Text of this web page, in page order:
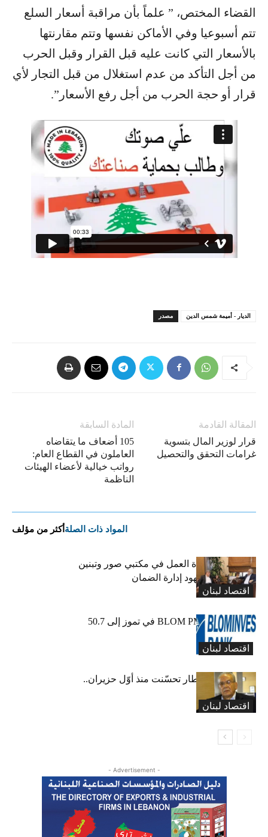
القضاء المختص، ” علماً بأن مراقبة أسعار السلع
تتم أسبوعيا وفي الأماكن نفسها وتتم مقارنتها
بالأسعار التي كانت عليه قبل القرار وقبل الحرب
من أجل التأكد من عدم استغلال من قبل التجار لأي
قرار أو حجة الحرب من أجل رفع الأسعار”.
مصدر الديار - أميمة شمس الدين
المادة السابقة
105 أضعاف ما يتقاضاه
العاملون في القطاع العام:
رواتب خيالية لأعضاء الهيئات
الناظمة
المقالة القادمة
قرار لوزير المال بتسوية
غرامات التحقق والتحصيل
المواد ذات الصلةأكثر من مؤلف
اقتصاد لبنان
كركي يعلن عودة العمل في مكتبي صور وتبنين
وطليس ينوّه بجهود إدارة الضمان
اقتصاد لبنان
ارتفاع مؤشر BLOM PMI في تموز إلى 50.7
نقطة
اقتصاد لبنان
عبود: حركة المطار تحسّنت منذ أوّل حزيران..
ولكن
- Advertisement -